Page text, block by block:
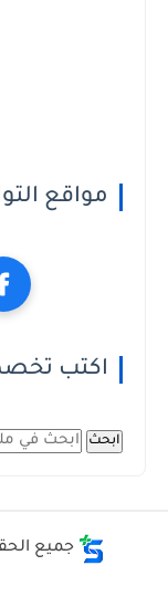
مواقع
اكتب
ابحث
جميع